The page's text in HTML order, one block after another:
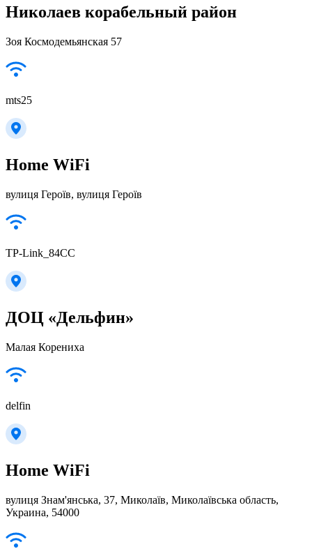
Николаев корабельный район
Зоя Космодемьянская 57
mts25
Home WiFi
вулиця Героїв, вулиця Героїв
TP-Link_84CC
ДОЦ «Дельфин»
Малая Корениха
delfin
Home WiFi
вулиця Знам'янська, 37, Миколаїв, Миколаївська область,
Украина, 54000